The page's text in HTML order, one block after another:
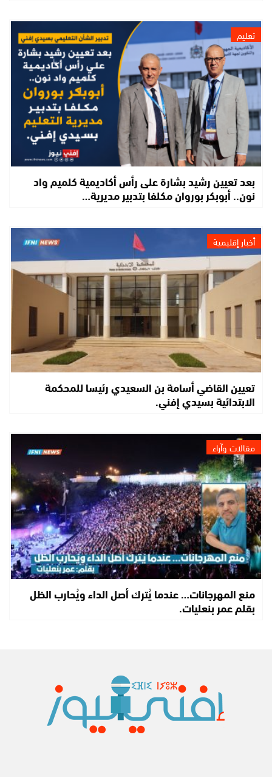
تعليم
بعد تعيين رشيد بشارة على رأس أكاديمية كلميم واد
نون.. أبوبكر بوروان مكلفا بتدبير مديرية…
أخبار إقليمية
تعيين القاضي أسامة بن السعيدي رئيسا للمحكمة
الابتدائية بسيدي إفني.
مقالات وآراء
منع المهرجانات… عندما يُترك أصل الداء ويُحارب الظل
بقلم عمر بنعليات.